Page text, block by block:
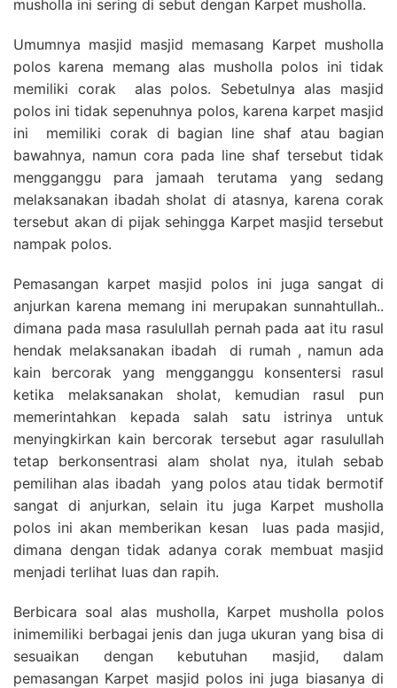
musholla ini sering di sebut dengan Karpet musholla.
Umumnya masjid masjid memasang Karpet musholla
polos karena memang alas musholla polos ini tidak
memiliki corak alas polos. Sebetulnya alas masjid
polos ini tidak sepenuhnya polos, karena karpet masjid
ini memiliki corak di bagian line shaf atau bagian
bawahnya, namun cora pada line shaf tersebut tidak
mengganggu para jamaah terutama yang sedang
melaksanakan ibadah sholat di atasnya, karena corak
tersebut akan di pijak sehingga Karpet masjid tersebut
nampak polos.
Pemasangan karpet masjid polos ini juga sangat di
anjurkan karena memang ini merupakan sunnahtullah..
dimana pada masa rasulullah pernah pada aat itu rasul
hendak melaksanakan ibadah di rumah , namun ada
kain bercorak yang mengganggu konsentersi rasul
ketika melaksanakan sholat, kemudian rasul pun
memerintahkan kepada salah satu istrinya untuk
menyingkirkan kain bercorak tersebut agar rasulullah
tetap berkonsentrasi alam sholat nya, itulah sebab
pemilihan alas ibadah yang polos atau tidak bermotif
sangat di anjurkan, selain itu juga Karpet musholla
polos ini akan memberikan kesan luas pada masjid,
dimana dengan tidak adanya corak membuat masjid
menjadi terlihat luas dan rapih.
Berbicara soal alas musholla, Karpet musholla polos
inimemiliki berbagai jenis dan juga ukuran yang bisa di
sesuaikan dengan kebutuhan masjid, dalam
pemasangan Karpet masjid polos ini juga biasanya di